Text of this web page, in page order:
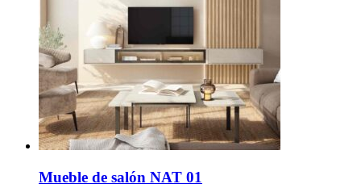
Mueble de salón NAT 01